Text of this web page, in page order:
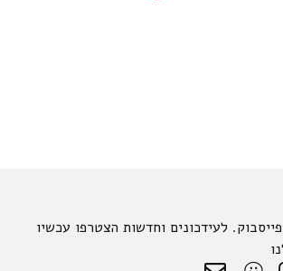
לעידכונים וחדשות הצטרפו עכשיו